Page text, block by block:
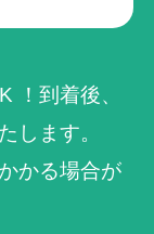
！到着後、
します。
かる場合が